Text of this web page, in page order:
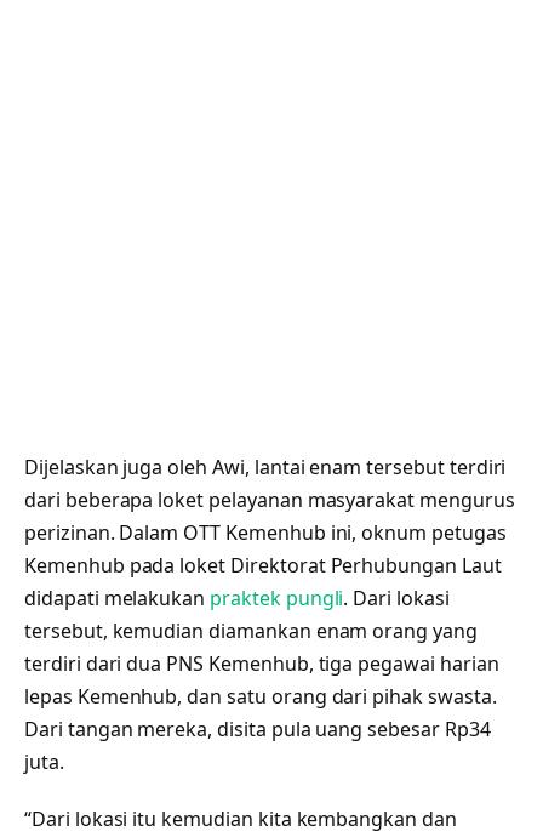
Dijelaskan juga oleh Awi, lantai enam tersebut terdiri
dari beberapa loket pelayanan masyarakat mengurus
perizinan. Dalam OTT Kemenhub ini, oknum petugas
Kemenhub pada loket Direktorat Perhubungan Laut
didapati melakukan praktek pungli. Dari lokasi
tersebut, kemudian diamankan enam orang yang
terdiri dari dua PNS Kemenhub, tiga pegawai harian
lepas Kemenhub, dan satu orang dari pihak swasta.
Dari tangan mereka, disita pula uang sebesar Rp34
juta.
“Dari lokasi itu kemudian kita kembangkan dan